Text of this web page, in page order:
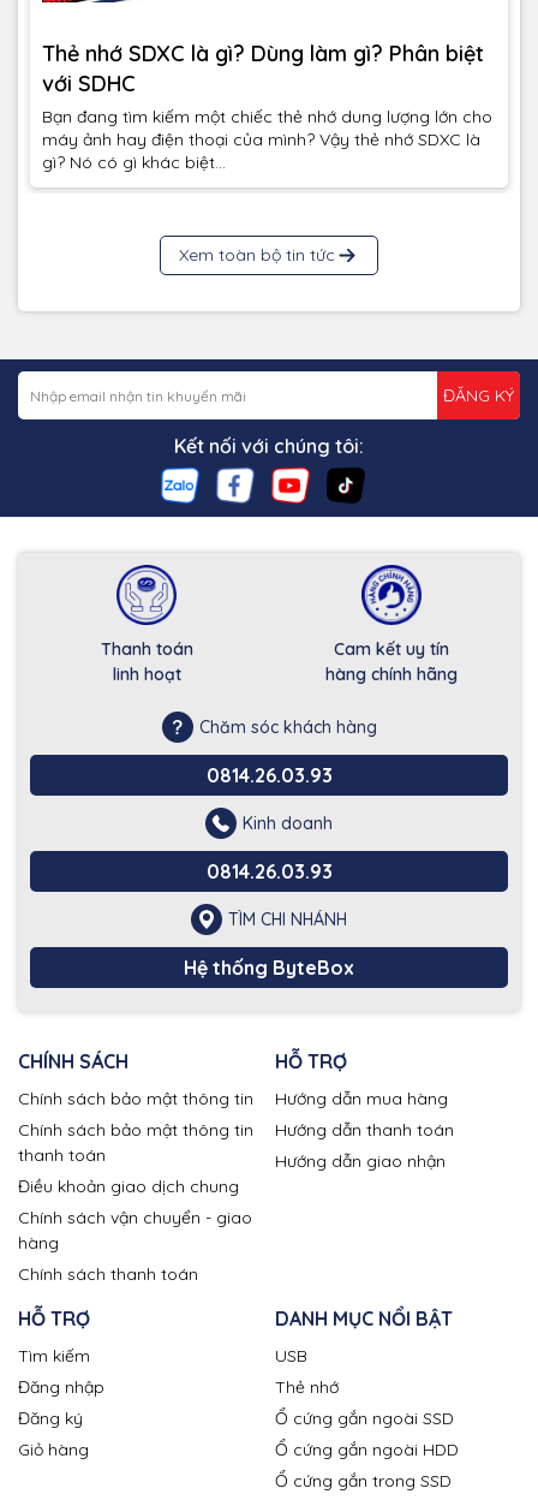
Thẻ nhớ SDXC là gì? Dùng làm gì? Phân biệt
với SDHC
Bạn đang tìm kiếm một chiếc thẻ nhớ dung lượng lớn cho
máy ảnh hay điện thoại của mình? Vậy thẻ nhớ SDXC là
gì? Nó có gì khác biệt...
Xem toàn bộ tin tức
ĐĂNG KÝ
Kết nối với chúng tôi:
Thanh toán
linh hoạt
Cam kết uy tín
hàng chính hãng
Chăm sóc khách hàng
0814.26.03.93
Kinh doanh
0814.26.03.93
TÌM CHI NHÁNH
Hệ thống ByteBox
CHÍNH SÁCH
Chính sách bảo mật thông tin
Chính sách bảo mật thông tin
thanh toán
Điều khoản giao dịch chung
Chính sách vận chuyển - giao
hàng
Chính sách thanh toán
HỖ TRỢ
Hướng dẫn mua hàng
Hướng dẫn thanh toán
Hướng dẫn giao nhận
HỖ TRỢ
Tìm kiếm
Đăng nhập
Đăng ký
Giỏ hàng
DANH MỤC NỔI BẬT
USB
Thẻ nhớ
Ổ cứng gắn ngoài SSD
Ổ cứng gắn ngoài HDD
Ổ cứng gắn trong SSD